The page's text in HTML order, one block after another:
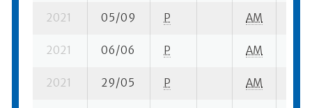
2021 05/09 P AM
2021 06/06 P AM
2021 29/05 P AM